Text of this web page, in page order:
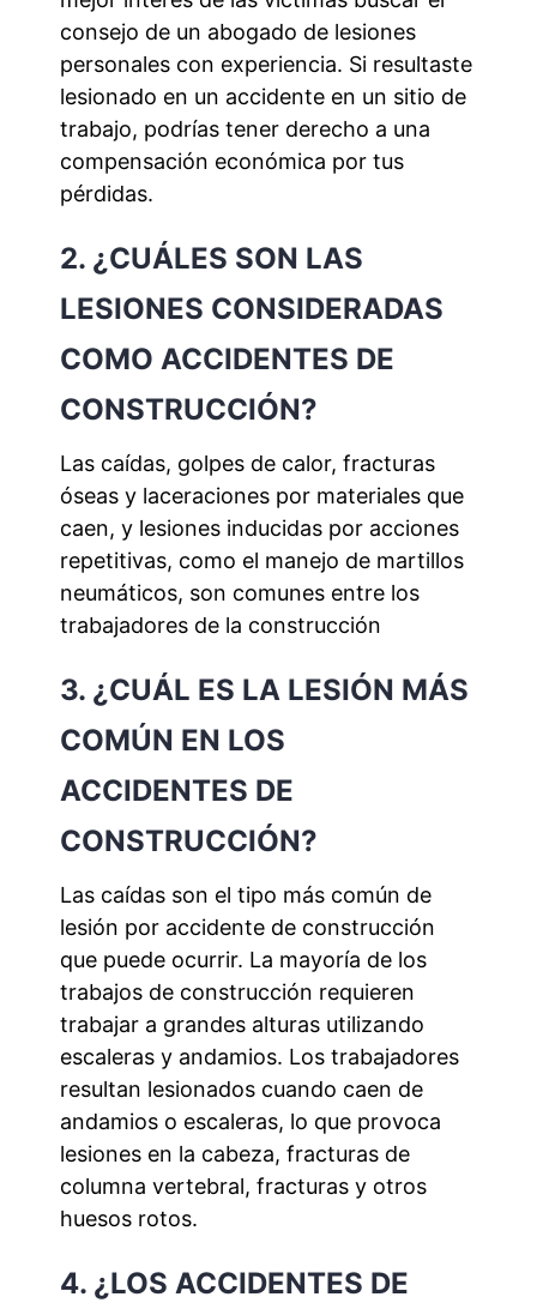
consejo de un abogado de lesiones
personales con experiencia. Si resultaste
lesionado en un accidente en un sitio de
trabajo, podrías tener derecho a una
compensación económica por tus
pérdidas.
2. ¿CUÁLES SON LAS
LESIONES CONSIDERADAS
COMO ACCIDENTES DE
CONSTRUCCIÓN?
Las caídas, golpes de calor, fracturas
óseas y laceraciones por materiales que
caen, y lesiones inducidas por acciones
repetitivas, como el manejo de martillos
neumáticos, son comunes entre los
trabajadores de la construcción
3. ¿CUÁL ES LA LESIÓN MÁS
COMÚN EN LOS
ACCIDENTES DE
CONSTRUCCIÓN?
Las caídas son el tipo más común de
lesión por accidente de construcción
que puede ocurrir. La mayoría de los
trabajos de construcción requieren
trabajar a grandes alturas utilizando
escaleras y andamios. Los trabajadores
resultan lesionados cuando caen de
andamios o escaleras, lo que provoca
lesiones en la cabeza, fracturas de
columna vertebral, fracturas y otros
huesos rotos.
4. ¿LOS ACCIDENTES DE